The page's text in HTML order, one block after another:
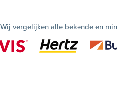
Wij vergelijken alle bekende en